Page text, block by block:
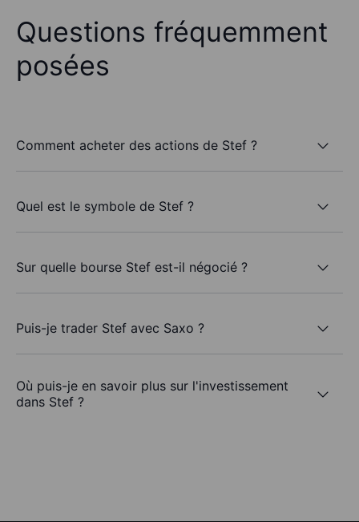
Questions fréquemment
posées
Comment acheter des actions de Stef ?
Quel est le symbole de Stef ?
Sur quelle bourse Stef est-il négocié ?
Puis-je trader Stef avec Saxo ?
Où puis-je en savoir plus sur l'investissement
dans Stef ?